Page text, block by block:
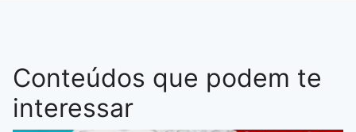
Conteúdos que podem te
interessar